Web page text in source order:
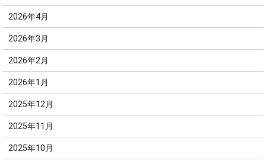
2026年4月
2026年3月
2026年2月
2026年1月
2025年12月
2025年11月
2025年10月